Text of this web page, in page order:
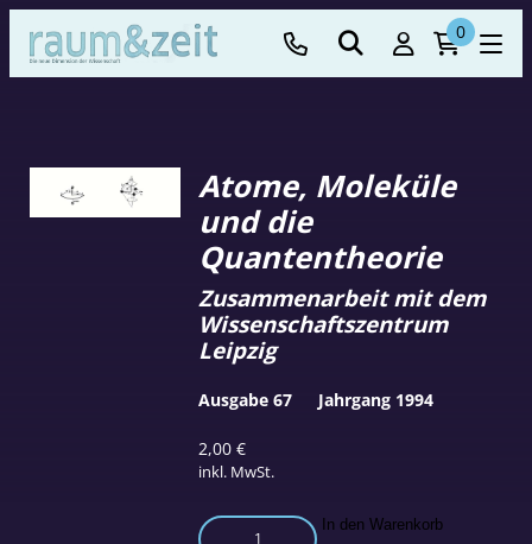
0
Atome, Moleküle
und die
Quantentheorie
2,00€
inkl. MwSt.
Zusammenarbeit mit dem
Wissenschaftszentrum
Leipzig
Atome,
In den Warenkorb
Ausgabe 67 Jahrgang 1994